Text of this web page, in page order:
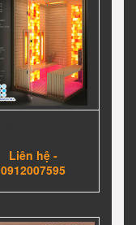
Liên hệ -
0912007595